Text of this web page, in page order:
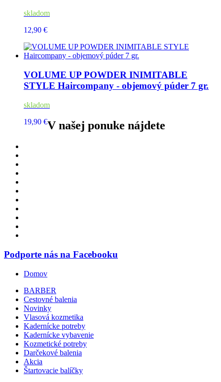
skladom
12,90 €
VOLUME UP POWDER INIMITABLE
STYLE Haircompany - objemový púder 7 gr.
skladom
19,90 €V našej ponuke nájdete
Podporte nás na Facebooku
Domov
BARBER
Cestovné balenia
Novinky
Vlasová kozmetika
Kadernícke potreby
Kadernícke vybavenie
Kozmetické potreby
Darčekové balenia
Akcia
Štartovacie balíčky